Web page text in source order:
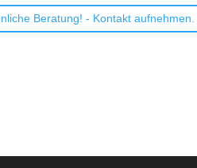
Beratung! - Kontakt aufnehmen.